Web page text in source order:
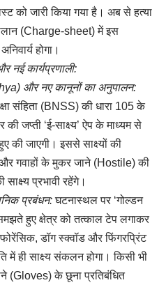
को जारी किया गया है। अब से हत्या
(Charge-sheet) में इस
होगा।
नई कार्यप्रणाली:
और नए कानूनों का अनुपालन:
संहिता (BNSS) की धारा 105 के
जप्ती ‘ई-साक्ष्य’ ऐप के माध्यम से
की जाएगी। इससे साक्ष्यों की
और गवाहों के मुकर जाने (Hostile) की
प्रभावी रहेंगे।
प्रबंधन:घटनास्थल पर ‘गोल्डन
हुए क्षेत्र को तत्काल टेप लगाकर
डॉग स्क्वॉड और फिंगरप्रिंट
में ही साक्ष्य संकलन होगा। किसी भी
(Gloves) के छूना प्रतिबंधित